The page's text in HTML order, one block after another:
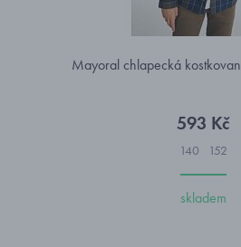
Mayoral chlapecká
593 Kč
140 152
skladem